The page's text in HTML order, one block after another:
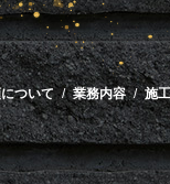
ついて 業務内容 施